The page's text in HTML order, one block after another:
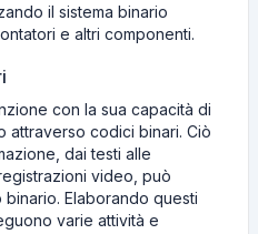
il sistema binario
e altri componenti.
con la sua capacità di
attraverso codici binari. Ciò
dai testi alle
video, può
Elaborando questi
varie attività e